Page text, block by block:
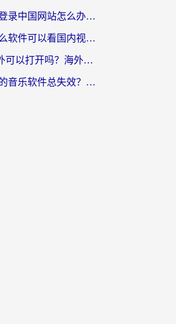
在国外不能登录中国网站怎么办？3步选对回国加速器，无缝刷剧、办业务
在国外有什么软件可以看国内视频？留学生亲测的追剧救星来了
全民K歌国外可以打开吗？海外党听歌听书无限制的实用指南
国外能听歌的音乐软件总失效？这篇教你怎么在海外流畅听网易云